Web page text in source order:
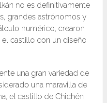
no es definitivamente
grandes astrónomos y
numérico, crearon
castillo con un diseño
una gran variedad de
una maravilla de
el castillo de Chichén